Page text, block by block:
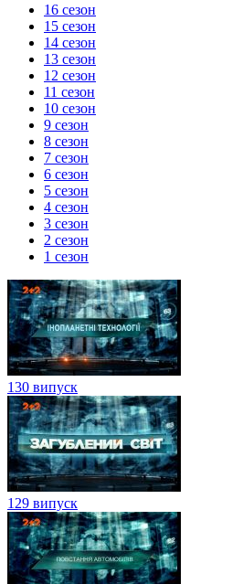
16 сезон
15 сезон
14 сезон
13 сезон
12 сезон
11 сезон
10 сезон
9 сезон
8 сезон
7 сезон
6 сезон
5 сезон
4 сезон
3 сезон
2 сезон
1 сезон
130 випуск
129 випуск